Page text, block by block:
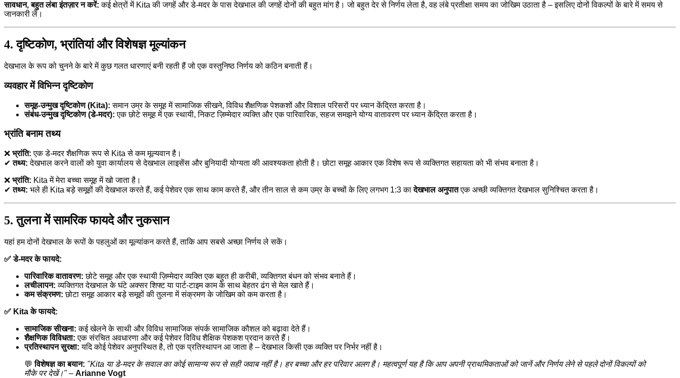
सावधान, बहुत लंबा इंतज़ार न करें: कई क्षेत्रों में Kita की जगहें और डे-मदर के पास देखभाल की जगहें दोनों की बहुत मांग है। जो बहुत देर से निर्णय लेता है, वह लंबे प्रतीक्षा समय का जोखिम उठाता है – इसलिए दोनों विकल्पों के बारे में समय से
जानकारी लें।
4. दृष्टिकोण, भ्रांतियां और विशेषज्ञ मूल्यांकन
देखभाल के रूप को चुनने के बारे में कुछ गलत धारणाएं बनी रहती हैं जो एक वस्तुनिष्ठ निर्णय को कठिन बनाती हैं।
व्यवहार में विभिन्न दृष्टिकोण
समूह-उन्मुख दृष्टिकोण (Kita): समान उम्र के समूह में सामाजिक सीखने, विविध शैक्षणिक पेशकशों और विशाल परिसरों पर ध्यान केंद्रित करता है।
संबंध-उन्मुख दृष्टिकोण (डे-मदर): एक छोटे समूह में एक स्थायी, निकट ज़िम्मेदार व्यक्ति और एक पारिवारिक, सहज समझने योग्य वातावरण पर ध्यान केंद्रित करता है।
भ्रांति बनाम तथ्य
❌ भ्रांति: एक डे-मदर शैक्षणिक रूप से Kita से कम मूल्यवान है।
✔तथ्य: देखभाल करने वालों को युवा कार्यालय से देखभाल लाइसेंस और बुनियादी योग्यता की आवश्यकता होती है। छोटा समूह आकार एक विशेष रूप से व्यक्तिगत सहायता को भी संभव बनाता है।
❌ भ्रांति: Kita में मेरा बच्चा समूह में खो जाता है।
✔तथ्य: भले ही Kita बड़े समूहों की देखभाल करते हैं, कई पेशेवर एक साथ काम करते हैं, और तीन साल से कम उम्र के बच्चों के लिए लगभग 1:3 कादेखभाल अनुपातएक अच्छी व्यक्तिगत देखभाल सुनिश्चित करता है।
5. तुलना में सामरिक फायदे और नुकसान
यहां हम दोनों देखभाल के रूपों के पहलुओं का मूल्यांकन करते हैं, ताकि आप सबसे अच्छा निर्णय ले सकें।
✅ डे-मदर के फायदे:
पारिवारिक वातावरण: छोटे समूह और एक स्थायी ज़िम्मेदार व्यक्ति एक बहुत ही करीबी, व्यक्तिगत बंधन को संभव बनाते हैं।
लचीलापन: व्यक्तिगत देखभाल के घंटे अक्सर शिफ्ट या पार्ट-टाइम काम के साथ बेहतर ढंग से मेल खाते हैं।
कम संक्रमण: छोटा समूह आकार बड़े समूहों की तुलना में संक्रमण के जोखिम को कम करता है।
✅ Kita के फायदे:
सामाजिक सीखना: कई खेलने के साथी और विविध सामाजिक संपर्क सामाजिक कौशल को बढ़ावा देते हैं।
शैक्षणिक विविधता: एक संरचित अवधारणा और कई पेशेवर विविध शैक्षिक पेशकश प्रदान करते हैं।
प्रतिस्थापन सुरक्षा: यदि कोई पेशेवर अनुपस्थित है, तो एक प्रतिस्थापन आ जाता है – देखभाल किसी एक व्यक्ति पर निर्भर नहीं है।
💬विशेषज्ञ का बयान: "Kita या डे-मदर के सवाल का कोई सामान्य रूप से सही जवाब नहीं है। हर बच्चा और हर परिवार अलग है। महत्वपूर्ण यह है कि आप अपनी प्राथमिकताओं को जानें और निर्णय लेने से पहले दोनों विकल्पों को
मौके पर देखें।"– Arianne Vogt